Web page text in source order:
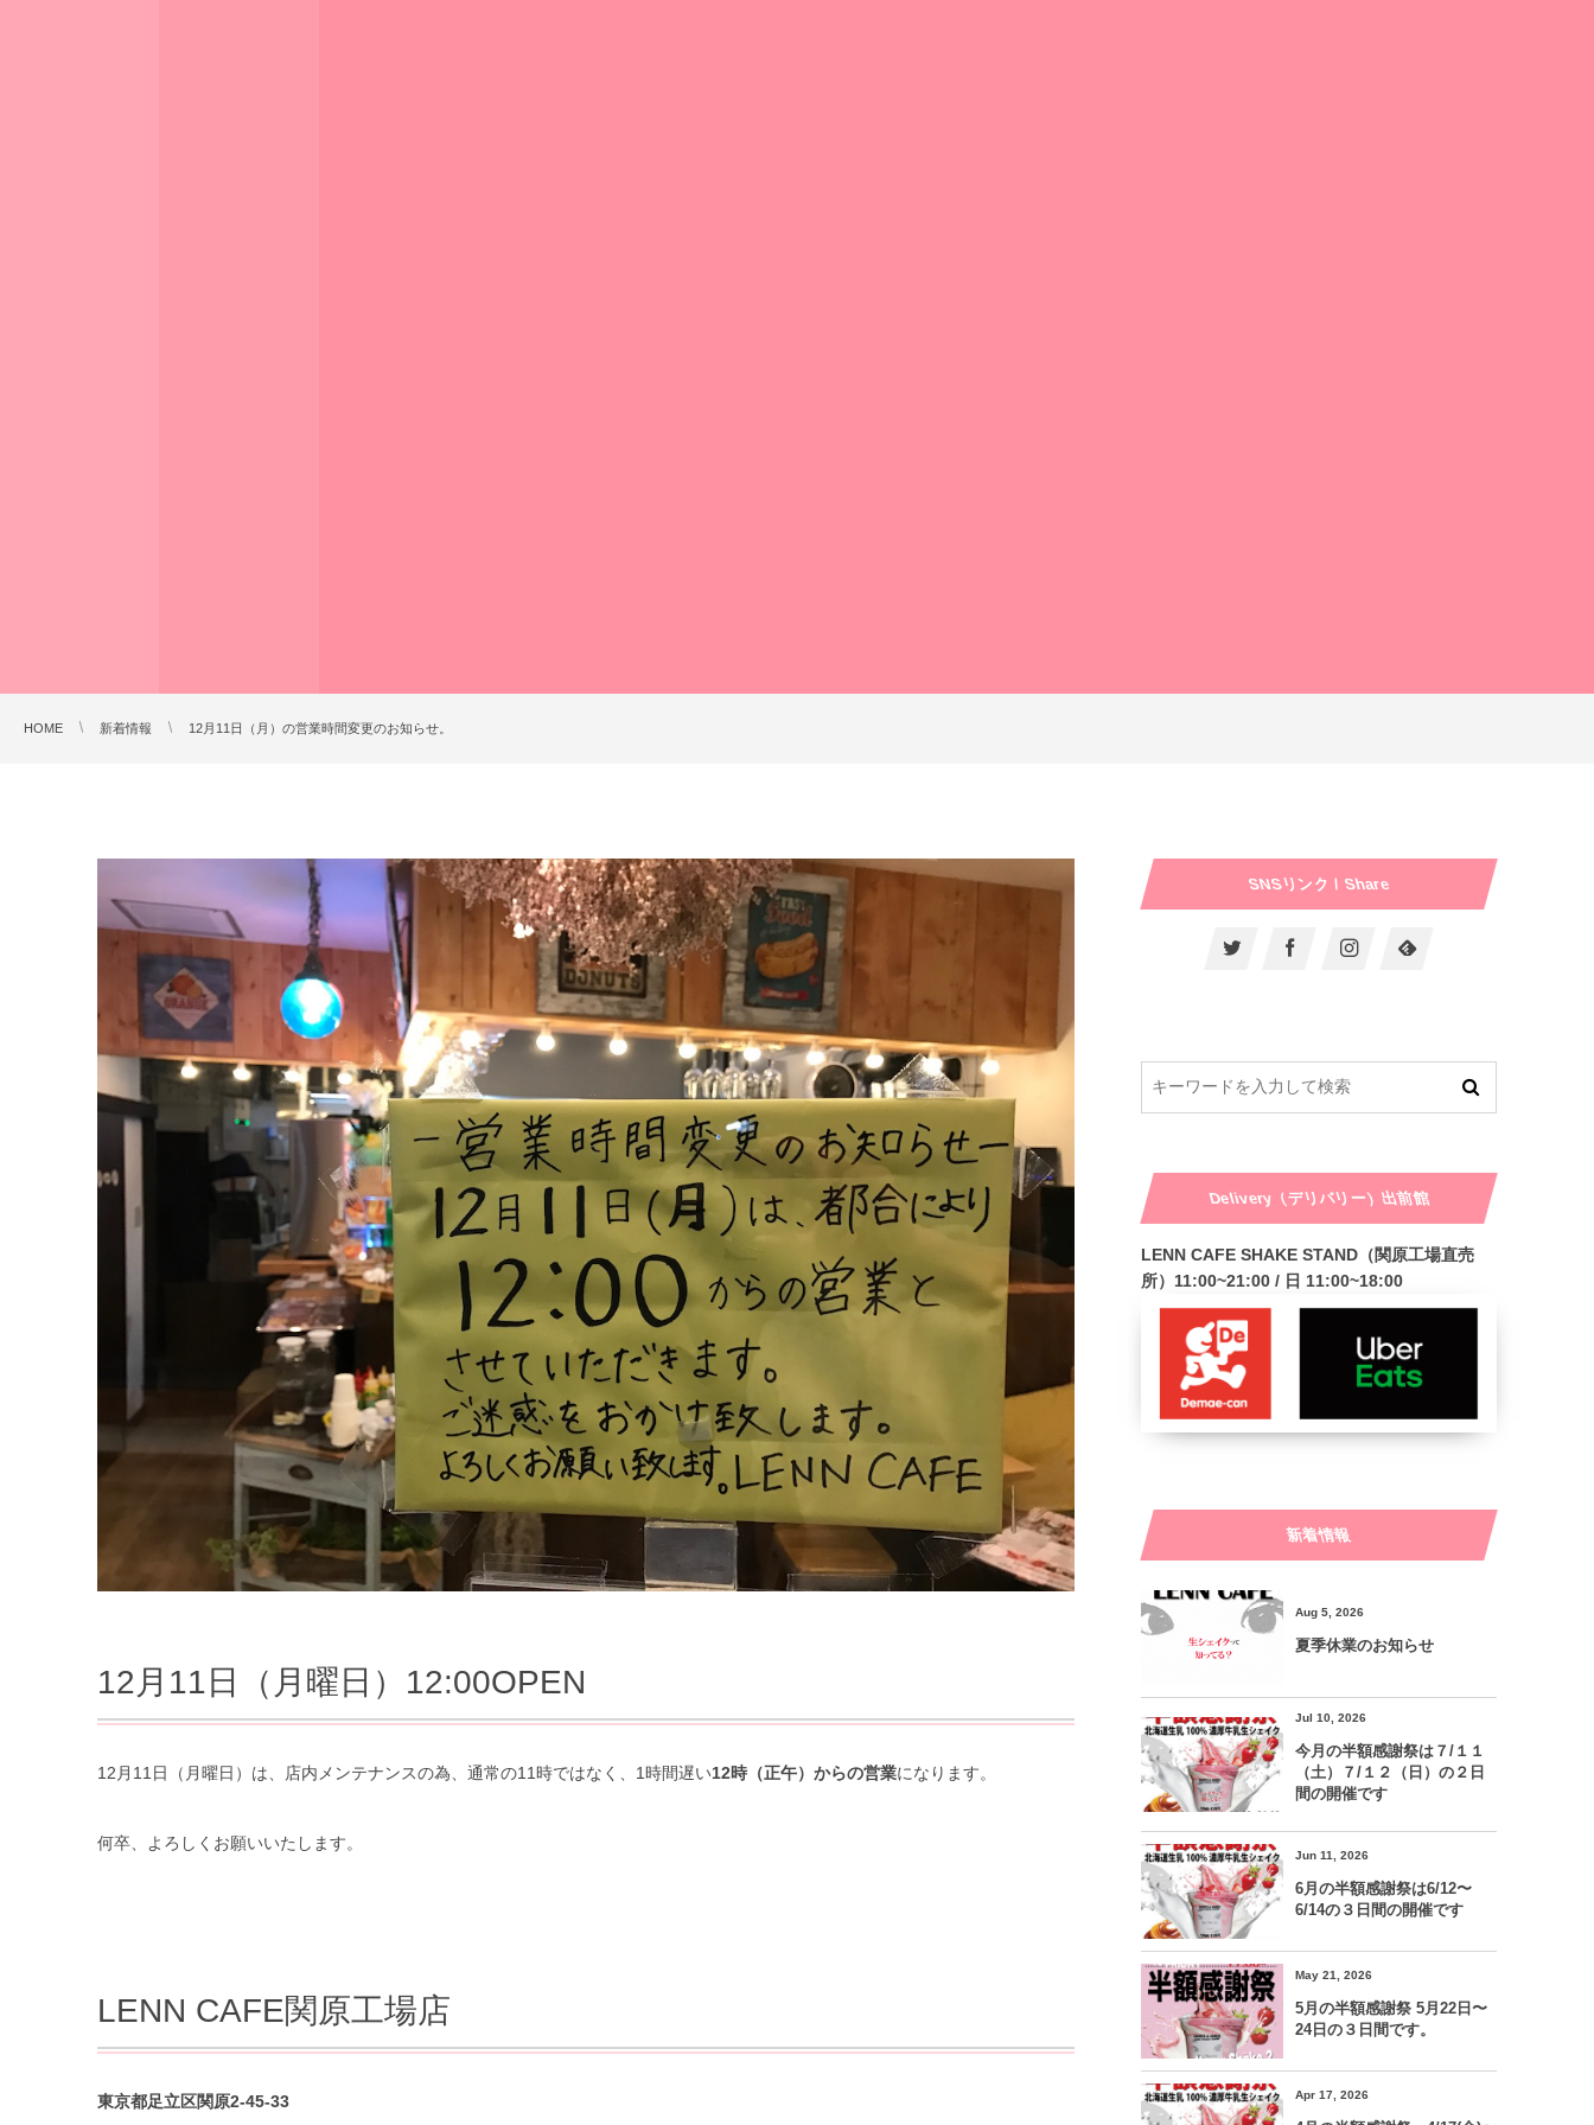
HOME 新着情報 12月11日（月）の営業時間変更のお知らせ。
12月11日（月曜日）12:00OPEN
12月11日（月曜日）は、店内メンテナンスの為、通常の11時ではなく、1時間遅い12時（正午）からの営業になります。
何卒、よろしくお願いいたします。
LENN CAFE関原工場店
東京都足立区関原2-45-33
SNSリンク / Share
Delivery（デリバリー）出前館
LENN CAFE SHAKE STAND（関原工場直売
所）11:00~21:00 / 日 11:00~18:00
新着情報
Aug 5, 2026
夏季休業のお知らせ
Jul 10, 2026
今月の半額感謝祭は７/１１
（土）７/１２（日）の２日
間の開催です
Jun 11, 2026
6月の半額感謝祭は6/12〜
6/14の３日間の開催です
May 21, 2026
5月の半額感謝祭 5月22日〜
24日の３日間です。
Apr 17, 2026